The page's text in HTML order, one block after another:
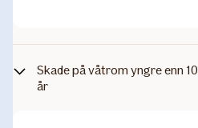
Skade på våtrom yngre enn 10
år